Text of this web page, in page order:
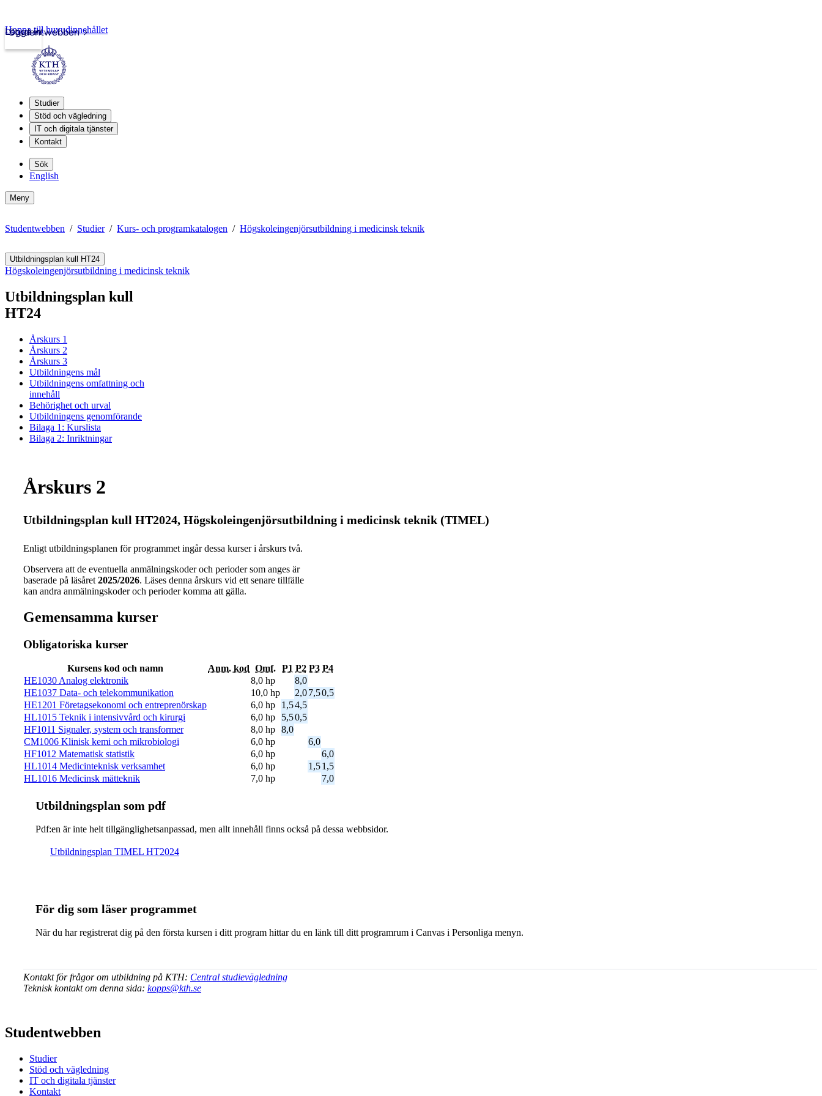
Studentwebben
Logga in
Hoppa till huvudinnehållet
Studier
Stöd och vägledning
IT och digitala tjänster
Kontakt
Sök
English
Meny
Studentwebben Studier Kurs- och programkatalogen Högskoleingenjörsutbildning i medicinsk teknik
Utbildningsplan kull HT24
Högskoleingenjörsutbildning i medicinsk teknik
Utbildningsplan kull
HT24
Årskurs 1
Årskurs 2
Årskurs 3
Utbildningens mål
Utbildningens omfattning och
innehåll
Behörighet och urval
Utbildningens genomförande
Bilaga 1: Kurslista
Bilaga 2: Inriktningar
Årskurs 2
Utbildningsplan kull HT2024, Högskoleingenjörsutbildning i medicinsk teknik (TIMEL)
Enligt utbildningsplanen för programmet ingår dessa kurser i årskurs två.
Observera att de eventuella anmälningskoder och perioder som anges är
baserade på läsåret 2025/2026. Läses denna årskurs vid ett senare tillfälle
kan andra anmälningskoder och perioder komma att gälla.
Gemensamma kurser
Obligatoriska kurser
Kursens kod och namn Anm. kod Omf. P1 P2 P3 P4
HE1030 Analog elektronik
8,0 hp
8,0
HE1037 Data- och telekommunikation
10,0 hp 2,07,50,5
HE1201 Företagsekonomi och entreprenörskap
6,0 hp 1,54,5
HL1015 Teknik i intensivvård och kirurgi
6,0 hp 5,50,5
HF1011 Signaler, system och transformer
8,0 hp 8,0
CM1006 Klinisk kemi och mikrobiologi
6,0 hp
6,0
HF1012 Matematisk statistik
6,0 hp
6,0
HL1014 Medicinteknisk verksamhet
6,0 hp 1,51,5
HL1016 Medicinsk mätteknik
7,0 hp 7,0
Ut­bild­nings­plan som pdf
Pdf:en är inte helt till­gäng­lig­hets­an­pas­sad, men allt inne­håll finns också på dessa webb­sidor.
Ut­bild­nings­plan TIMEL HT2024
För dig som läser programmet
När du har registrerat dig på den första kursen i ditt program hittar du en länk till ditt programrum i Canvas i Personliga menyn.
Kontakt för frågor om utbildning på KTH: Central studievägledning
Teknisk kontakt om denna sida: kopps@kth.se
Studentwebben
Studier
Stöd och vägledning
IT och digitala tjänster
Kontakt